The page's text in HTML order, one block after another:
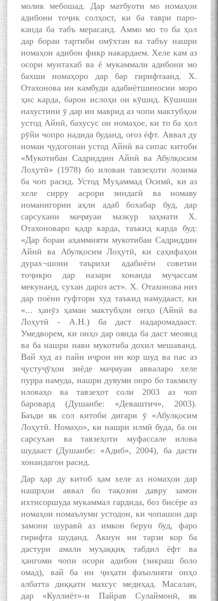
молик мебошад. Дар матбуоти мо номаҳои
адибони тоҷик солҳост, ки ба таври паро-
канда ба табъ мерасанд. Аммо мо то ба ҳол
дар бораи тартиби омӯхтан ва табъу нашри
номаҳои адибон фикр накардаем. Хеле кам аз
осори мунтахаб ва ё мукаммали адибони мо
бахши номаҳоро дар бар гирифтаанд. X.
Отахонова ин камбуди адабиётшиносии моро
ҳис карда, барои ислоҳи он кӯшид. Кӯшиши
нахустини ӯ дар ин маврид аз чопи мактубҳои
устод Айнӣ, бахусус он номаҳое, ки то ба ҳол
рӯйи чопро надида буданд, оғоз ёфт. Аввал ду
номаи ҷудогонаи устод Айнӣ ва сипас китоби
«Мукотибаи Садриддин Айнӣ ва Абулқосим
Лоҳутӣ» (1978) бо иловаи тавзеҳоти лозима
ба чоп расид. Устод Муҳаммад Осимӣ, ки аз
хеле сирру асрори зиндагӣ ва номаву
номанигории аҳли адаб бохабар буд, дар
сарсухани маҷмуаи мазкур заҳмати X.
Oтахоноваро қадр карда, таъкид карда буд:
«Дар бораи аҳаммияти мукотибаи Садриддин
Айнӣ ва Абулқосим Лоҳутӣ, ки саҳифаҳои
дурах¬шони таърихи адабиёти советии
тоҷикро дар назари хонанда муҷассам
мекунанд, сухан дароз аст». X. Отахонова низ
дар поёни гуфтори худ таъкид намудааст, ки
«... ҳанӯз ҳамаи мактубҳои онҳо (Айнӣ ва
Лоҳутӣ - А.Н.) ба даст надаромадааст.
Умедворем, ки онҳо дар оянда ба даст меоянд
ва ба нашри нави мукотиба дохил мешаванд.
Вай худ аз пайи иҷрои ин кор шуд ва пас аз
ҷустуҷӯҳои зиёде маҷмуаи авваларо хеле
пурра намуда, нашри дувуми онро бо такмилу
иловаҳо ва тавзеҳот соли 2003 аз чоп
баровард (Душанбе: «Деваштич», 2003).
Баъди як сол китоби дигари ӯ «Абулқосим
Лоҳутӣ. Номаҳо», ки нашри илмӣ буда, ба он
сарсухан ва тавзеҳоти муфассале илова
шудааст (Душанбе: «Адиб», 2004), ба дасти
хонандагон расид.
Дар ҳар ду китоб ҳам хеле аз номаҳои дар
нашрҳои аввал бо тақозои давру замон
ихтисоршуда мукаммал гардида, боз бисёре аз
номаҳои номаълуми устодон, ки чопашон дар
замони шуравӣ аз имкон берун буд, фаро
гирифта шуданд. Акнун ин тарзи кор ба
дастури амали муҳаққиқ табдил ёфт ва
ҳангоми чопи осори адибон (зикраш боло
омад), вай ба ин ҷиҳати фаъолияти онҳо
албатта диққати махсус медиҳад. Масалан,
дар «Куллиёт»-и Пайрав Сулаймонӣ, як
БА МУНОСИБАТИ
БУЗУРГДОШТИ РӮЗИ РӮДАКӢ